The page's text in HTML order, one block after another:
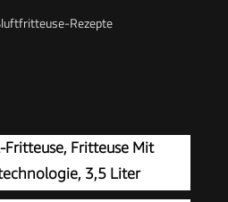
Rezepte
Fritteuse, Fritteuse Mit
3,5 Liter